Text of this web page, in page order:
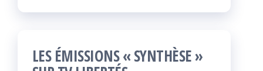
LES ÉMISSIONS « SYNTHÈSE »